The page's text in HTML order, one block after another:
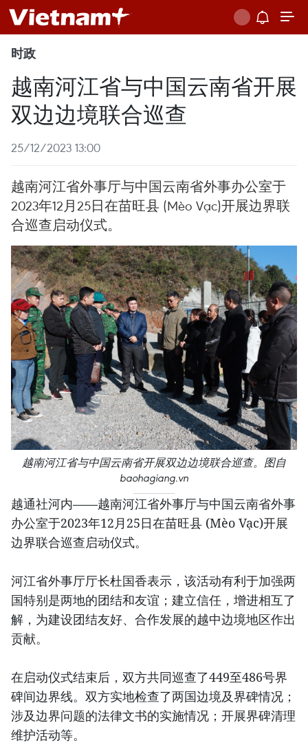
时政
越南河江省与中国云南省开展
双边边境联合巡查
25/12/2023 13:00
越南河江省外事厅与中国云南省外事办公室于
2023年12月25日在苗旺县 (Mèo Vạc)开展边界联
合巡查启动仪式。
越南河江省与中国云南省开展双边边境联合巡查。图自
baohagiang.vn
越通社河内——越南河江省外事厅与中国云南省外事
办公室于2023年12月25日在苗旺县 (Mèo Vạc)开展
边界联合巡查启动仪式。
河江省外事厅厅长杜国香表示，该活动有利于加强两
国特别是两地的团结和友谊；建立信任，增进相互了
解，为建设团结友好、合作发展的越中边境地区作出
贡献。
在启动仪式结束后，双方共同巡查了449至486号界
碑间边界线。双方实地检查了两国边境及界碑情况；
涉及边界问题的法律文书的实施情况；开展界碑清理
维护活动等。